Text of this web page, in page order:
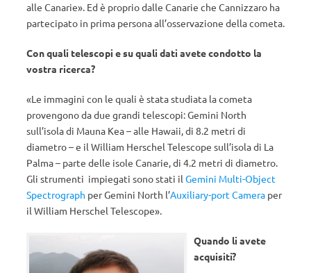
alle Canarie». Ed è proprio dalle Canarie che Cannizzaro ha
partecipato in prima persona all’osservazione della cometa.
Con quali telescopi e su quali dati avete condotto la
vostra ricerca?
«Le immagini con le quali è stata studiata la cometa
provengono da due grandi telescopi: Gemini North
sull’isola di Mauna Kea – alle Hawaii, di 8.2 metri di
diametro – e il William Herschel Telescope sull’isola di La
Palma – parte delle isole Canarie, di 4.2 metri di diametro.
Gli strumenti impiegati sono stati il Gemini Multi-Object
Spectrograph per Gemini North l’Auxiliary-port Camera per
il William Herschel Telescope».
Quando li avete
acquisiti?